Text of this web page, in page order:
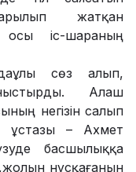
жатқан
іс-шараның
сөз алып,
Алаш
негізін салып
ұстазы – Ахмет
басшылыққа
нұсқағанын